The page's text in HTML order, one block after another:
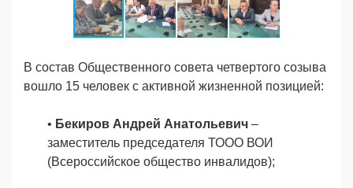
В состав Общественного совета четвертого созыва
вошло 15 человек с активной жизненной позицией:
• Бекиров Андрей Анатольевич –
заместитель председателя ТООО ВОИ
(Всероссийское общество инвалидов);